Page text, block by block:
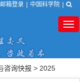
邮箱登录 中国科学院
咨询快报 > 2025